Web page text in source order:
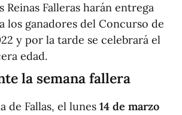
Reinas Falleras harán entrega
los ganadores del Concurso de
y por la tarde se celebrará el
edad.
la semana fallera
de Fallas, el lunes 14 de marzo